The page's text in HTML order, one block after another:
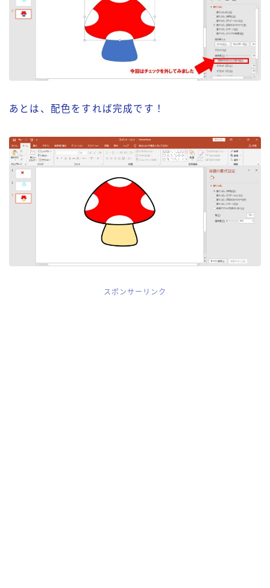
あとは、配色をすれば完成です！
スポンサーリンク